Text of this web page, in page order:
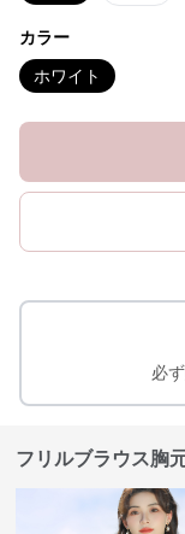
カラー
ホワイト
必
フリルブラウス胸